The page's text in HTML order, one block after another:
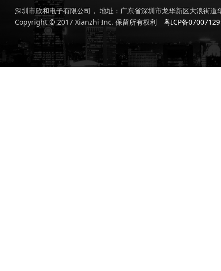
深圳市欣和电子有限公司， 地址：广东省深圳市龙华新区大浪街
Copyright © 2017 Xianzhi Inc. 保留所有权利
粤ICP备